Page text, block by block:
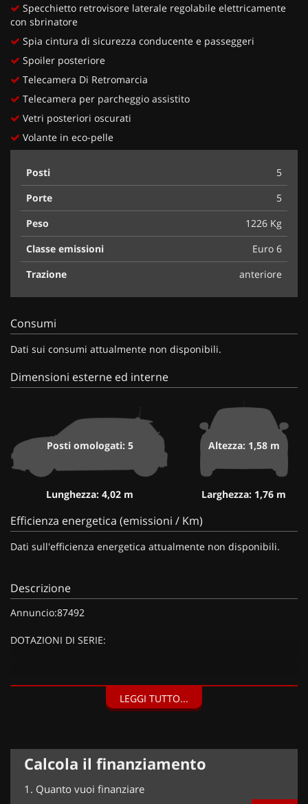
Specchietto retrovisore laterale regolabile elettricamente
con sbrinatore
Spia cintura di sicurezza conducente e passeggeri
Spoiler posteriore
Telecamera Di Retromarcia
Telecamera per parcheggio assistito
Vetri posteriori oscurati
Volante in eco-pelle
Posti
5
Porte
5
Peso
1226 Kg
Classe emissioni
Euro 6
Trazione
anteriore
Consumi
Dati sui consumi attualmente non disponibili.
Dimensioni esterne ed interne
Posti omologati: 5
Lunghezza: 4,02 m
Altezza: 1,58 m
Larghezza: 1,76 m
Efficienza energetica (emissioni / Km)
Dati sull'efficienza energetica attualmente non disponibili.
Descrizione
Annuncio:87492
DOTAZIONI DI SERIE:
Kit riparazione pneumatici (20 EUR),
LEGGI TUTTO...
Calcola il finanziamento
1. Quanto vuoi finanziare